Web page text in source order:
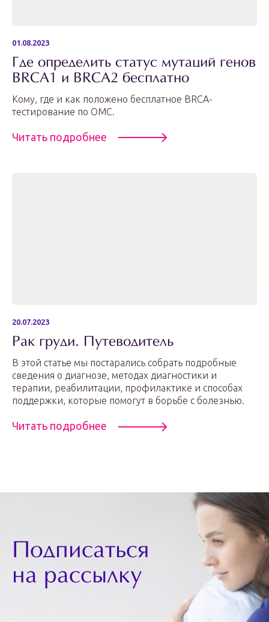
01.08.2023
Где определить статус мутаций генов
BRCA1 и BRCA2 бесплатно
Кому, где и как положено бесплатное BRCA-
тестирование по ОМС.
Читать подробнее
20.07.2023
Рак груди. Путеводитель
В этой статье мы постарались собрать подробные
сведения о диагнозе, методах диагностики и
терапии, реабилитации, профилактике и способах
поддержки, которые помогут в борьбе с болезнью.
Читать подробнее
Подписаться
на рассылку